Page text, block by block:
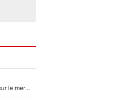
Medina, Rulli, Paixao... ça part dans tous les sens sur le mercato de l'OM : Frank McCourt va enfin récupérer l'argent qu'il attend ?